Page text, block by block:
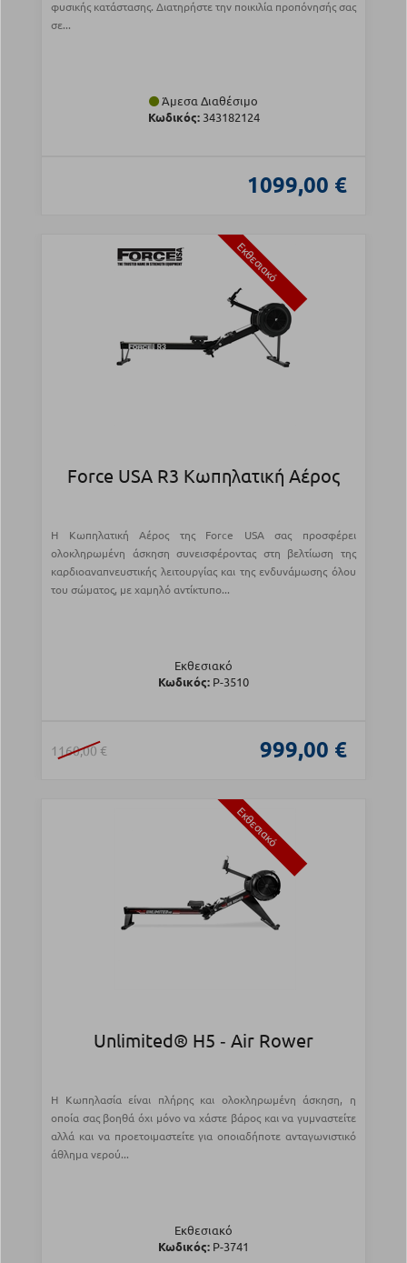
φυσικής κατάστασης. Διατηρήστε την ποικιλία προπόνησής σας
σε...
Άμεσα Διαθέσιμο
Κωδικός:343182124
1099,00 €
Εκθεσιακό
Force USA R3 Κωπηλατική Αέρος
Η Κωπηλατική Αέρος της Force USA σας προσφέρει
ολοκληρωμένη άσκηση συνεισφέροντας στη βελτίωση της
καρδιοαναπνευστικής λειτουργίας και της ενδυνάμωσης όλου
του σώματος, με χαμηλό αντίκτυπο...
Εκθεσιακό
Κωδικός: Ρ-3510
1160,00 € 999,00 €
Εκθεσιακό
Unlimited® H5 ‑ Air Rower
Η Κωπηλασία είναι πλήρης και ολοκληρωμένη άσκηση, η
οποία σας βοηθά όχι μόνο να χάστε βάρος και να γυμναστείτε
αλλά και να προετοιμαστείτε για οποιαδήποτε ανταγωνιστικό
άθλημα νερού...
Εκθεσιακό
Κωδικός: Ρ-3741